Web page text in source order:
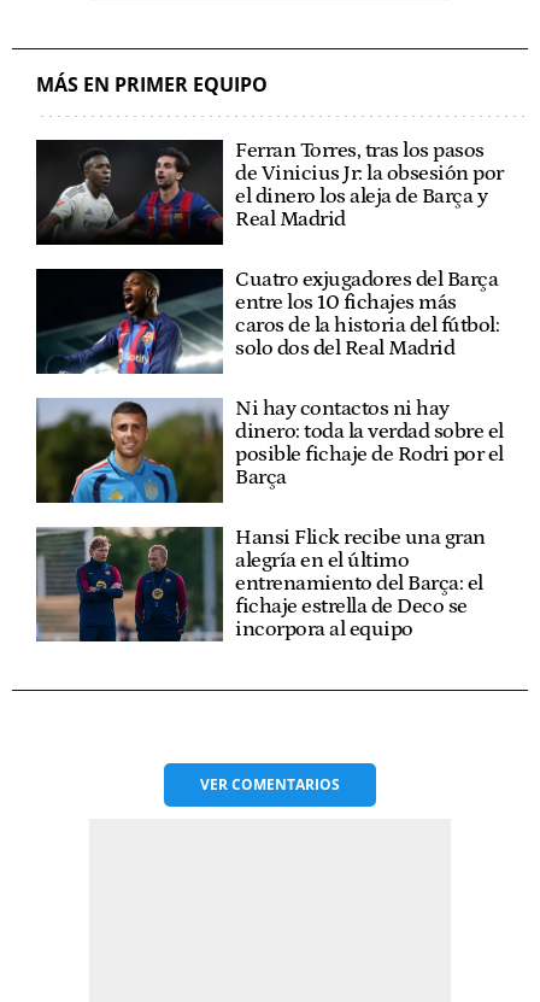
MÁS EN PRIMER EQUIPO
Ferran Torres, tras los pasos
de Vinicius Jr: la obsesión por
el dinero los aleja de Barça y
Real Madrid
Cuatro exjugadores del Barça
entre los 10 fichajes más
caros de la historia del fútbol:
solo dos del Real Madrid
Ni hay contactos ni hay
dinero: toda la verdad sobre el
posible fichaje de Rodri por el
Barça
Hansi Flick recibe una gran
alegría en el último
entrenamiento del Barça: el
fichaje estrella de Deco se
incorpora al equipo
VERCOMENTARIOS